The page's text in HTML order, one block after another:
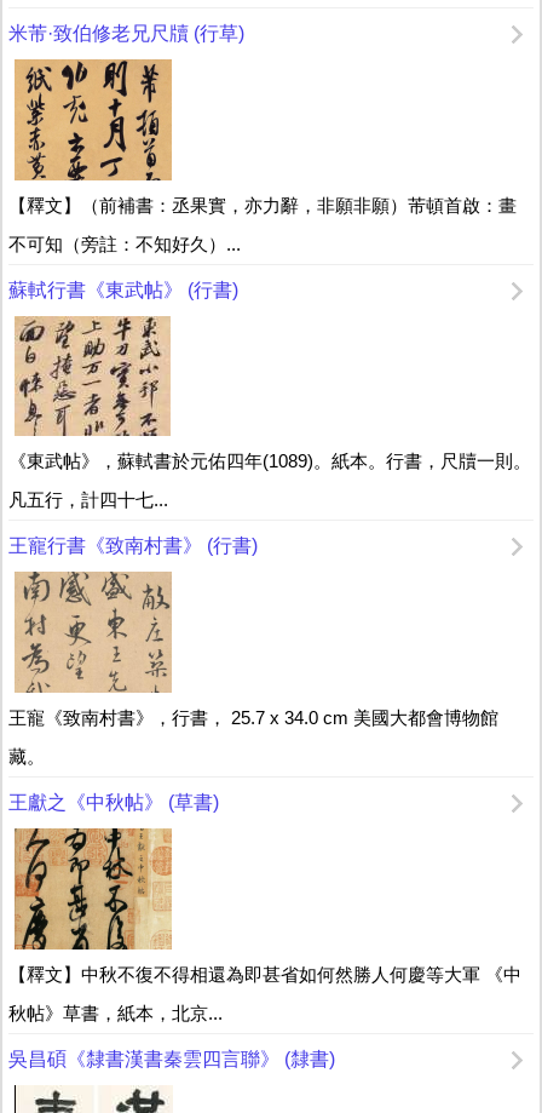
米芾·致伯修老兄尺牘 (行草)
【釋文】（前補書：丞果實，亦力辭，非願非願）芾頓首啟：畫
不可知（旁註：不知好久）...
蘇軾行書《東武帖》 (行書)
《東武帖》，蘇軾書於元佑四年(1089)。紙本。行書，尺牘一則。
凡五行，計四十七...
王寵行書《致南村書》 (行書)
王寵《致南村書》，行書， 25.7 x 34.0 cm 美國大都會博物館
藏。
王獻之《中秋帖》 (草書)
【釋文】中秋不復不得相還為即甚省如何然勝人何慶等大軍 《中
秋帖》草書，紙本，北京...
吳昌碩《隸書漢書秦雲四言聯》 (隸書)